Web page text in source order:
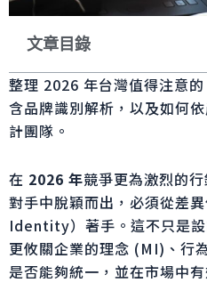
文章目錄
整理 2026 年台灣值得注意
含品牌識別解析，以及如何
計團隊。
在 2026 年競爭更為激烈的
對手中脫穎而出，必須從差
Identity）著手。這不只是
更攸關企業的理念 (MI)、行
是否能夠統一，並在市場中有